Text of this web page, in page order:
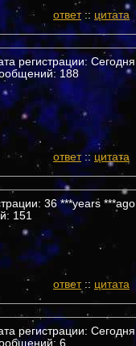
ответ:: цитата
регистрации: Сегодня
188
ответ:: цитата
36 ***years ***ago
151
ответ:: цитата
регистрации: Сегодня
6